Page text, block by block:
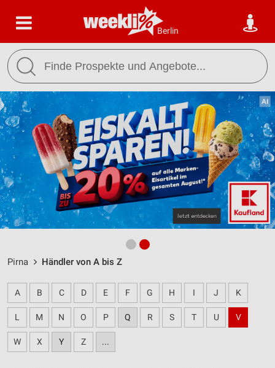
Berlin
Pirna Händler von A bis Z
A B C D E F G H I J K
L M N O P Q R S T U V
W X Y Z ...